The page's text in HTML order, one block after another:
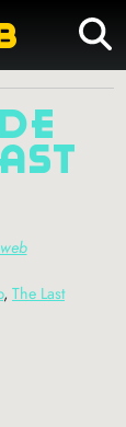
, The Last